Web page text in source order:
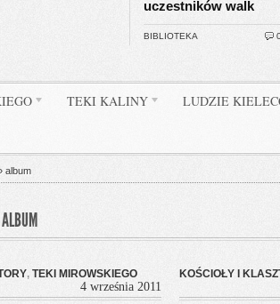
uczestników walk
BIBLIOTEKA
TEKI KALINY LUDZIE
album
, TEKI MIROWSKIEGO
4 września 2011
KOŚCIOŁY I